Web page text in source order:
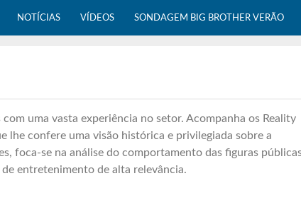
NOTÍCIAS VÍDEOS SONDAGEM BIG BROTHER VERÃO
uma vasta experiência no setor. Acompanha os Reality
lhe confere uma visão histórica e privilegiada sobre a
foca-se na análise do comportamento das figuras
entretenimento de alta relevância.